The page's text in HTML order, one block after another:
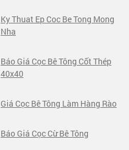
Ky Thuat Ep Coc Be Tong Mong
Nha
Báo Giá Cọc Bê Tông Cốt Thép
40x40
Giá Cọc Bê Tông Làm Hàng Rào
Báo Giá Cọc Cừ Bê Tông